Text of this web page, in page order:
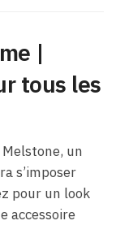
|
tous les
un
s’imposer
pour un look
accessoire